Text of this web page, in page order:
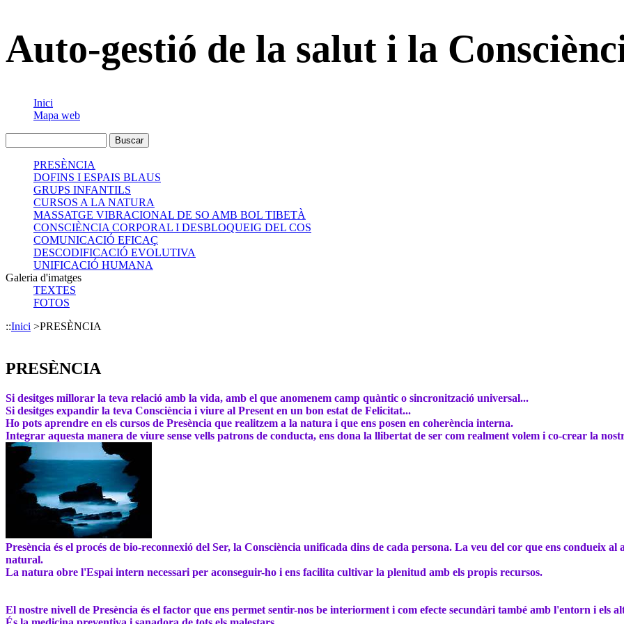
Auto-gestió de la salut i la
Inici
Mapa web
PRESÈNCIA
DOFINS I ESPAIS BLAUS
GRUPS INFANTILS
CURSOS A LA NATURA
MASSATGE VIBRACIONAL DE SO AMB BOL TIBETÀ
CONSCIÈNCIA CORPORAL I DESBLOQUEIG DEL COS
COMUNICACIÓ EFICAÇ
DESCODIFICACIÓ EVOLUTIVA
UNIFICACIÓ HUMANA
Galeria d'imatges
TEXTES
FOTOS
::Inici >PRESÈNCIA
PRESÈNCIA
Si desitges millorar la teva relació amb la vida, amb el que anomenem camp quàntic o sincronització universal...
Si desitges expandir la teva Consciència i viure al Present en un bon estat de Felicitat...
Ho pots aprendre en els cursos de Presència que realitzem a la natura i que ens posen en coherència interna.
Integrar aquesta manera de viure sense vells patrons de conducta, ens dona la llibertat de ser com realment volem i co-crear la
Presència és el procés de bio-reconnexió del Ser, la Consciència unificada dins de cada persona. La veu del cor que ens condueix
natural.
La natura obre l'Espai intern necessari per aconseguir-ho i ens facilita cultivar la plenitud amb els propis recursos.
El nostre nivell de Presència és el factor que ens permet sentir-nos be interiorment i com efecte secundàri també amb l'entorn i els